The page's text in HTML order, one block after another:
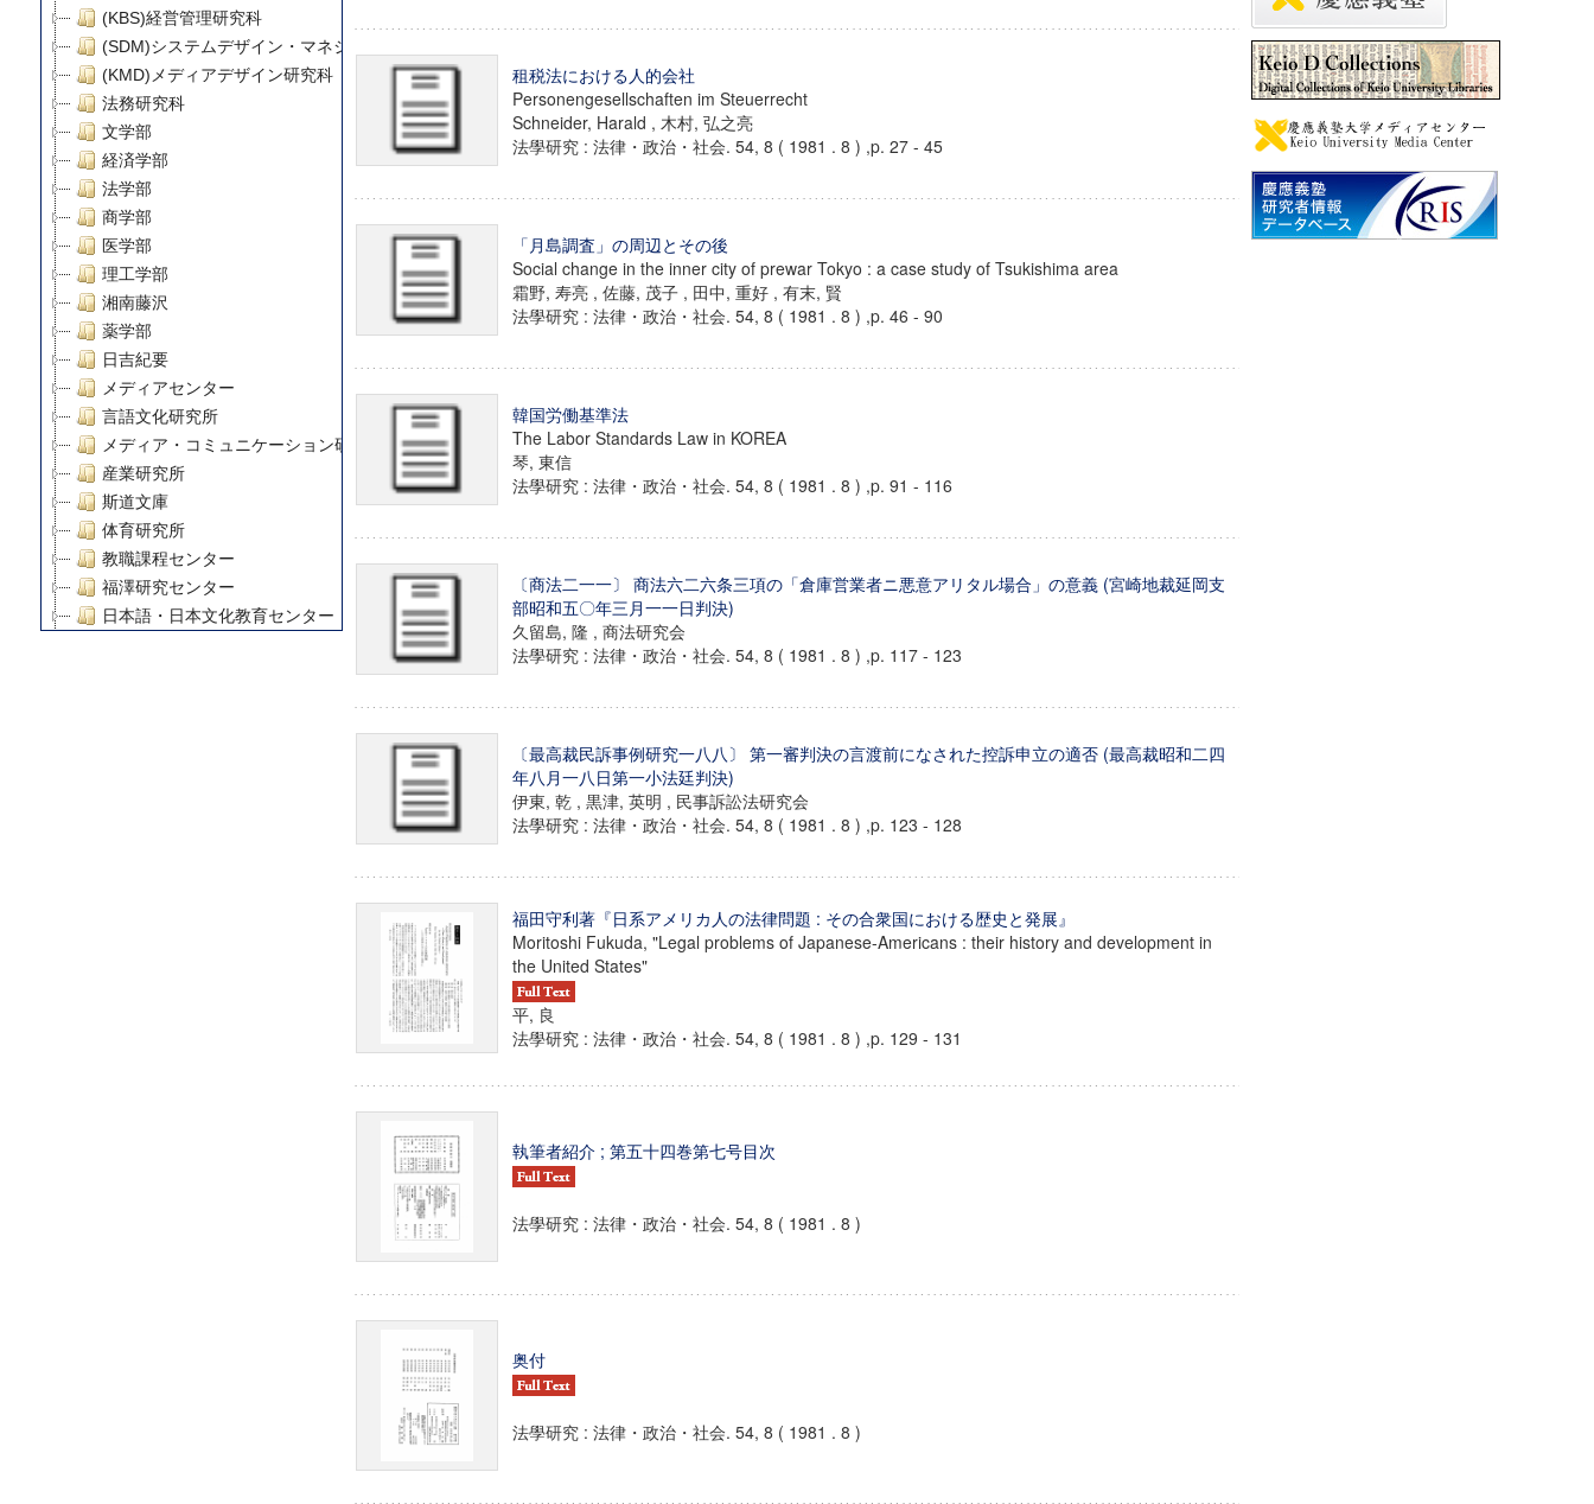
(KBS)経営管理研究科
(SDM)システムデザイン・マネジメント研究科
(KMD)メディアデザイン研究科
法務研究科
文学部
経済学部
法学部
商学部
医学部
理工学部
湘南藤沢
薬学部
日吉紀要
メディアセンター
言語文化研究所
メディア・コミュニケーション研究所
産業研究所
斯道文庫
体育研究所
教職課程センター
福澤研究センター
日本語・日本文化教育センター
グローバルリサーチインスティテュート
慶應義塾大学グローバルCOEプログラム市民社会ガバナンス教育研究センター
博士課程教育リーディングプログラム「超成熟社会発展のサイエンス」
租税法における人的会社
Personengesellschaften im Steuerrecht
Schneider, Harald , 木村, 弘之亮
法學研究 : 法律・政治・社会. 54, 8 ( 1981 . 8 ) ,p. 27 - 45
「月島調査」の周辺とその後
Social change in the inner city of prewar Tokyo : a case study of Tsukishima area
霜野, 寿亮 , 佐藤, 茂子 , 田中, 重好 , 有末, 賢
法學研究 : 法律・政治・社会. 54, 8 ( 1981 . 8 ) ,p. 46 - 90
韓国労働基準法
The Labor Standards Law in KOREA
琴, 東信
法學研究 : 法律・政治・社会. 54, 8 ( 1981 . 8 ) ,p. 91 - 116
〔商法二一一〕 商法六二六条三項の「倉庫営業者ニ悪意アリタル場合」の意義 (宮崎地裁延岡支
部昭和五〇年三月一一日判決)
久留島, 隆 , 商法研究会
法學研究 : 法律・政治・社会. 54, 8 ( 1981 . 8 ) ,p. 117 - 123
〔最高裁民訴事例研究一八八〕 第一審判決の言渡前になされた控訴申立の適否 (最高裁昭和二四
年八月一八日第一小法廷判決)
伊東, 乾 , 黒津, 英明 , 民事訴訟法研究会
法學研究 : 法律・政治・社会. 54, 8 ( 1981 . 8 ) ,p. 123 - 128
福田守利著『日系アメリカ人の法律問題 : その合衆国における歴史と発展』
Moritoshi Fukuda, "Legal problems of Japanese-Americans : their history and development in
the United States"
平, 良
法學研究 : 法律・政治・社会. 54, 8 ( 1981 . 8 ) ,p. 129 - 131
執筆者紹介 ; 第五十四巻第七号目次
法學研究 : 法律・政治・社会. 54, 8 ( 1981 . 8 )
奥付
法學研究 : 法律・政治・社会. 54, 8 ( 1981 . 8 )